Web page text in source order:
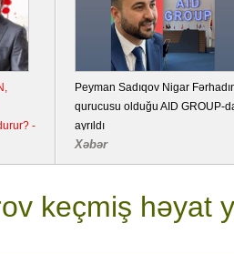
-
Peyman Sadıqov Nigar
qurucusu olduğu AID GROUP-
ayrıldı
Xəbər
keçmiş həyat